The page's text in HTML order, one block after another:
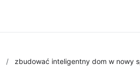
/ zbudować inteligentny dom w nowy